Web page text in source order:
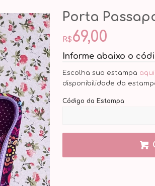
Porta
R$69,00
Informe abaixo o
Escolha sua estampa aqui
disponibilidade da
Código da Estampa